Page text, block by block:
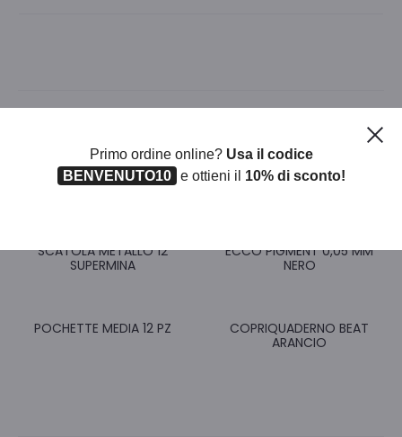
Prodotti correlati
SCATOLA METALLO 12
SUPERMINA
ECCO PIGMENT 0,05 MM
NERO
POCHETTE MEDIA 12 PZ
COPRIQUADERNO BEAT
ARANCIO
Primo ordine online? Usa il codice
BENVENUTO10
e ottieni il 10% di sconto!